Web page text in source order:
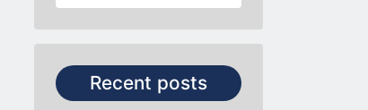
Recent posts